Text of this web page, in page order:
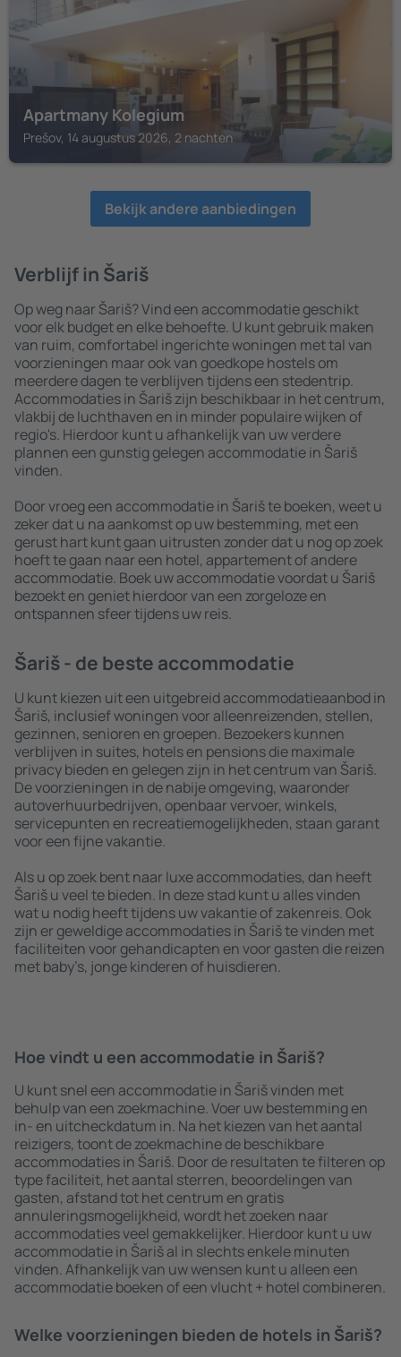
Apartmany Kolegium
Prešov, 14 augustus 2026, 2 nachten
Bekijk andere aanbiedingen
Verblijf in Šariš
Op weg naar Šariš? Vind een accommodatie geschikt
voor elk budget en elke behoefte. U kunt gebruik maken
van ruim, comfortabel ingerichte woningen met tal van
voorzieningen maar ook van goedkope hostels om
meerdere dagen te verblijven tijdens een stedentrip.
Accommodaties in Šariš zijn beschikbaar in het centrum,
vlakbij de luchthaven en in minder populaire wijken of
regio's. Hierdoor kunt u afhankelijk van uw verdere
plannen een gunstig gelegen accommodatie in Šariš
vinden.
Door vroeg een accommodatie in Šariš te boeken, weet u
zeker dat u na aankomst op uw bestemming, met een
gerust hart kunt gaan uitrusten zonder dat u nog op zoek
hoeft te gaan naar een hotel, appartement of andere
accommodatie. Boek uw accommodatie voordat u Šariš
bezoekt en geniet hierdoor van een zorgeloze en
ontspannen sfeer tijdens uw reis.
Šariš - de beste accommodatie
U kunt kiezen uit een uitgebreid accommodatieaanbod in
Šariš, inclusief woningen voor alleenreizenden, stellen,
gezinnen, senioren en groepen. Bezoekers kunnen
verblijven in suites, hotels en pensions die maximale
privacy bieden en gelegen zijn in het centrum van Šariš.
De voorzieningen in de nabije omgeving, waaronder
autoverhuurbedrijven, openbaar vervoer, winkels,
servicepunten en recreatiemogelijkheden, staan garant
voor een fijne vakantie.
Als u op zoek bent naar luxe accommodaties, dan heeft
Šariš u veel te bieden. In deze stad kunt u alles vinden
wat u nodig heeft tijdens uw vakantie of zakenreis. Ook
zijn er geweldige accommodaties in Šariš te vinden met
faciliteiten voor gehandicapten en voor gasten die reizen
met baby’s, jonge kinderen of huisdieren.
Hoe vindt u een accommodatie in Šariš?
U kunt snel een accommodatie in Šariš vinden met
behulp van een zoekmachine. Voer uw bestemming en
in- en uitcheckdatum in. Na het kiezen van het aantal
reizigers, toont de zoekmachine de beschikbare
accommodaties in Šariš. Door de resultaten te filteren op
type faciliteit, het aantal sterren, beoordelingen van
gasten, afstand tot het centrum en gratis
annuleringsmogelijkheid, wordt het zoeken naar
accommodaties veel gemakkelijker. Hierdoor kunt u uw
accommodatie in Šariš al in slechts enkele minuten
vinden. Afhankelijk van uw wensen kunt u alleen een
accommodatie boeken of een vlucht + hotel combineren.
Welke voorzieningen bieden de hotels in Šariš?